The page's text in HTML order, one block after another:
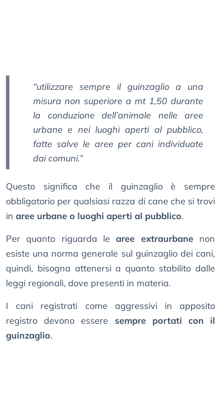
“utilizzare sempre il guinzaglio a una
misura non superiore a mt 1,50 durante
la conduzione dell’animale nelle aree
urbane e nei luoghi aperti al pubblico,
fatte salve le aree per cani individuate
dai comuni.”
Questo significa che il guinzaglio è sempre
obbligatorio per qualsiasi razza di cane che si trovi
in aree urbane o luoghi aperti al pubblico.
Per quanto riguarda learee extraurbanenon
esiste una norma generale sul guinzaglio dei cani,
quindi, bisogna attenersi a quanto stabilito dalle
leggi regionali, dove presenti in materia.
I cani registrati come aggressivi in apposito
registro devono essere sempre portati con il
guinzaglio.